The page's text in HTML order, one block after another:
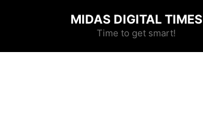
MIDAS DIGITAL TIMES
Time to get smart!